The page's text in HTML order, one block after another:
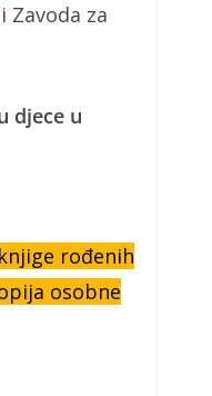
Zavoda za
djece u
rođenih
osobne